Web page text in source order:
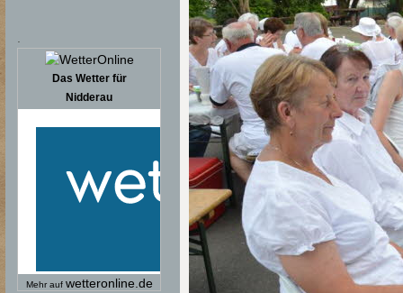
Das Wetter für
Nidderau
Mehr auf wetteronline.de